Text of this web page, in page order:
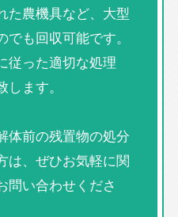
た農機具など、大型
も回収可能です。
従った適切な処理
ます。
体前の残置物の処分
は、ぜひお気軽に関
問い合わせくださ